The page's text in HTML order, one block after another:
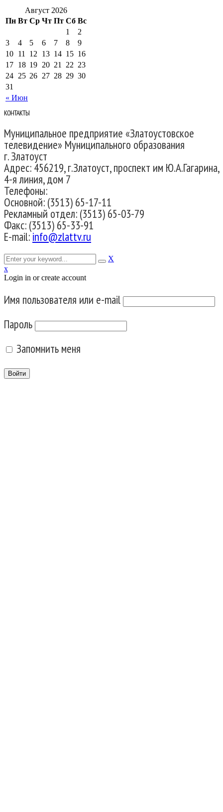
Август 2026
Пн Вт Ср Чт Пт Сб Вс
« Июн
1
2
3
4 5 6 7 8
9
10 11 12 13 14 15 16
17 18 19 20 21 22 23
24 25 26 27 28 29 30
31
КОНТАКТЫ
Муниципальное предприятие «Златоустовское
телевидение» Муниципального образования
г. Златоуст
Адрес: 456219, г.Златоуст, проспект им Ю.А.Гагарина,
4-я линия, дом 7
Телефоны:
Основной: (3513) 65-17-11
Рекламный отдел: (3513) 65-03-79
Факс: (3513) 65-33-91
E-mail:info@zlattv.ru
X
x
Login in or create account
Имя пользователя или e-mail
Пароль
Запомнить меня